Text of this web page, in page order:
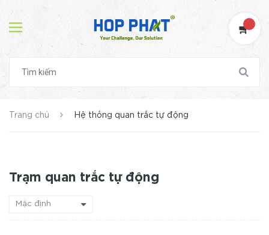
Trang chủ Hệ thống quan trắc tự động
Trạm quan trắc tự động